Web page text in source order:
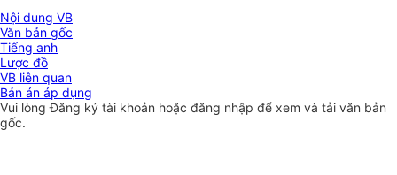
Nội dung VB
Văn bản gốc
Tiếng anh
Lược đồ
VB liên quan
Bản án áp dụng
Vui lòngĐăng ký tài khoản hoặc đăng nhập để xem và tải văn bản
gốc.